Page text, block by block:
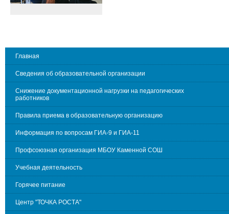
Главная
Сведения об образовательной организации
Снижение документационной нагрузки на педагогических
работников
Правила приема в образовательную организацию
Информация по вопросам ГИА-9 и ГИА-11
Профсоюзная организация МБОУ Каменной СОШ
Учебная деятельность
Горячее питание
Центр "ТОЧКА РОСТА"